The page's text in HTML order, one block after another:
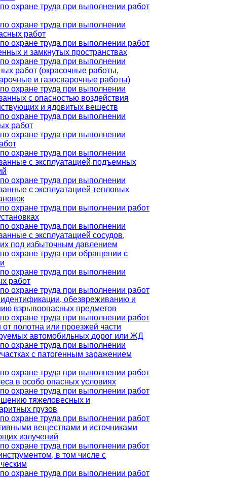
охране труда при выполнении работ
охране труда при выполнении
работ
охране труда при выполнении работ
и замкнутых пространствах
охране труда при выполнении
работ (окрасочные работы,
и газосварочные работы)
охране труда при выполнении
с опасностью воздействия
и ядовитых веществ
охране труда при выполнении
работ
охране труда при выполнении
охране труда при выполнении
с эксплуатацией подъемных
охране труда при выполнении
с эксплуатацией тепловых
охране труда при выполнении работ
охране труда при выполнении
с эксплуатацией сосудов,
под избыточным давлением
охране труда при обращении с
охране труда при выполнении
работ
охране труда при выполнении работ
идентификации, обезвреживанию и
взрывоопасных предметов
охране труда при выполнении работ
от полотна или проезжей части
автомобильных дорог или ЖД
охране труда при выполнении
с патогенным заражением
охране труда при выполнении работ
в особо опасных условиях
охране труда при выполнении работ
тяжеловесных и
грузов
охране труда при выполнении работ
веществами и источниками
излучений
охране труда при выполнении работ
в том числе с
охране труда при выполнении работ